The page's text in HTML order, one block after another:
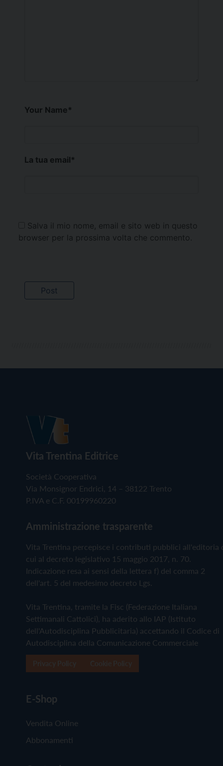
Your Name*
La tua email*
Salva il mio nome, email e sito web in questo
browser per la prossima volta che commento.
Vita Trentina Editrice
Società Cooperativa
Via Monsignor Endrici, 14 – 38122 Trento
P.IVA e C.F. 00199960220
Amministrazione trasparente
Vita Trentina percepisce i contributi pubblici all'editoria
cui al decreto legislativo 15 maggio 2017, n. 70.
Indicazione resa ai sensi della lettera f) del comma 2
dell'art. 5 del medesimo decreto Lgs.
Vita Trentina, tramite la Fisc (Federazione Italiana
Settimanali Cattolici), ha aderito allo IAP (Istituto
dell'Autodisciplina Pubblicitaria) accettando il Codice di
Autodisciplina della Comunicazione Commerciale
E-Shop
Vendita Online
Abbonamenti